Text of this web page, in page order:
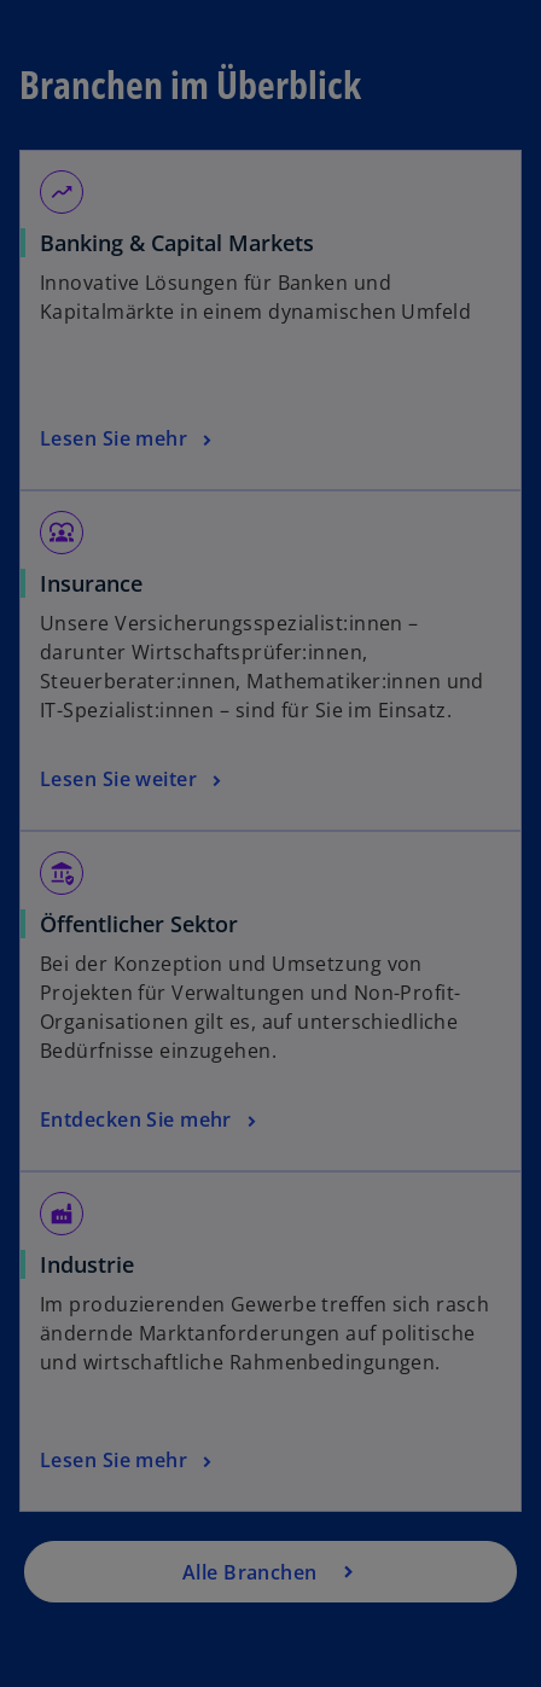
Branchen im Überblick
moving
Banking & Capital Markets
Innovative Lösungen für Banken und
Kapitalmärkte in einem dynamischen Umfeld
Lesen Sie mehr
diversity_1
Insurance
Unsere Versicherungsspezialist:innen –
darunter Wirtschaftsprüfer:innen,
Steuerberater:innen, Mathematiker:innen und
IT-Spezialist:innen – sind für Sie im Einsatz.
Lesen Sie weiter
assured_workload
Öffentlicher Sektor
Bei der Konzeption und Umsetzung von
Projekten für Verwaltungen und Non-Profit-
Organisationen gilt es, auf unterschiedliche
Bedürfnisse einzugehen.
Entdecken Sie mehr
factory
Industrie
Im produzierenden Gewerbe treffen sich rasch
ändernde Marktanforderungen auf politische
und wirtschaftliche Rahmenbedingungen.
Lesen Sie mehr
Alle Branchen